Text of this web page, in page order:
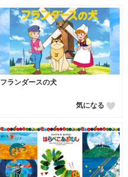
フランダースの犬
気になる